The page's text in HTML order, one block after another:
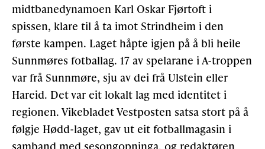
midtbanedynamoen Karl Oskar Fjørtoft i
spissen, klare til å ta imot Strindheim i den
første kampen. Laget håpte igjen på å bli heile
Sunnmøres fotballag. 17 av spelarane i A-troppen
var frå Sunnmøre, sju av dei frå Ulstein eller
Hareid. Det var eit lokalt lag med identitet i
regionen. Vikebladet Vestposten satsa stort på å
følgje Hødd-laget, gav ut eit fotballmagasin i
samband med sesongopninga, og redaktøren